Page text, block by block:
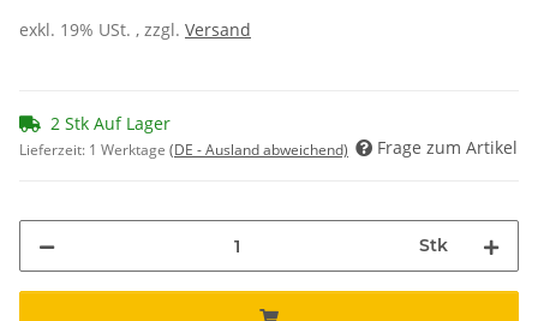
exkl. 19% USt. , zzgl. Versand
2 Stk Auf Lager
Lieferzeit: 1 Werktage (DE - Ausland abweichend) Frage zum Artikel
Stk